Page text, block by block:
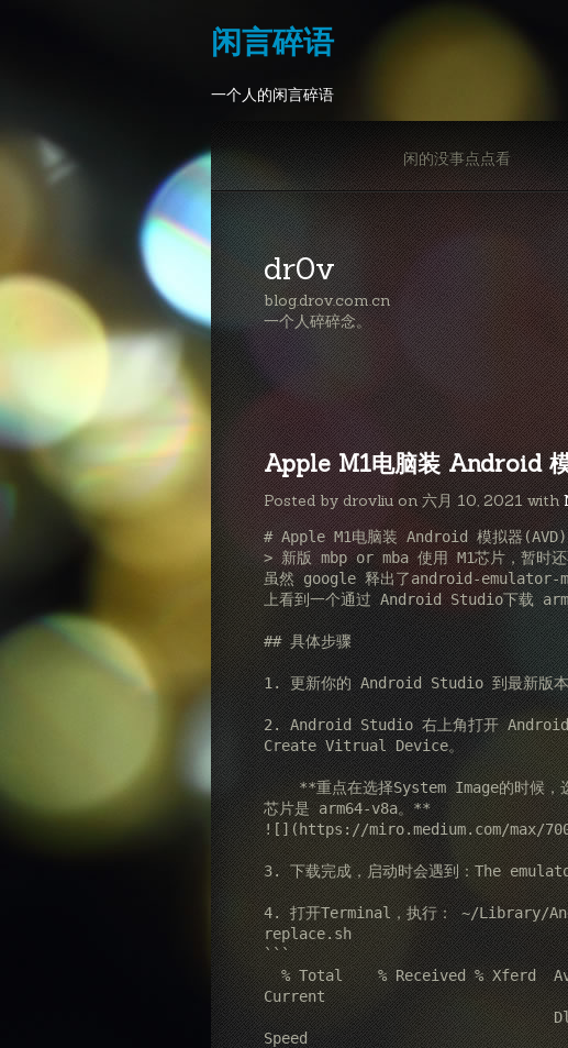
闲言碎语
一个人的闲言碎语
闲的没事点点看
dr0v
blog.drov.com.cn
一个人碎碎念。
Apple M1电脑装 Android
Posted by drovliu on 六月 10, 2021 with
# Apple M1电脑装 Android 模拟器(AVD)
> 新版 mbp or mba 使用 M1芯片，暂时还
虽然 google 释出了android-emulator-
上看到一个通过 Android Studio下载
## 具体步骤
1. 更新你的 Android Studio 到最新版
2. Android Studio 右上角打开
Create Vitrual Device。
    **重点在选择System Image的时候，选 Other Images 的标签。ABI 显示支持的
芯片是 arm64-v8a。**
![](https://miro.medium.com/max/700/
3. 下载完成，启动时会遇到：The
4. 打开Terminal，执行： ~/Library/
replace.sh
```
  % Total    % Received % Xferd  Average Speed   Time    Time     Time
Current
                                 Dload  Upload   Total   Spent    Left
Speed